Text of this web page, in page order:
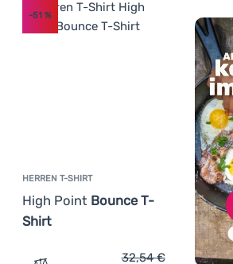
HERREN T-SHIRT
High Point Bounce T-
Shirt
-51 %
32,54€